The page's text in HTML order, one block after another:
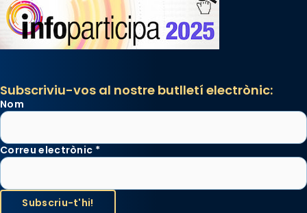
Subscriviu-vos al nostre butlletí electrònic:
Nom
Correu electrònic *